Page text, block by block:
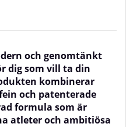
och genomtänkt
dig som vill ta din
kombinerar
och patenterade
formula som är
atleter och ambitiösa